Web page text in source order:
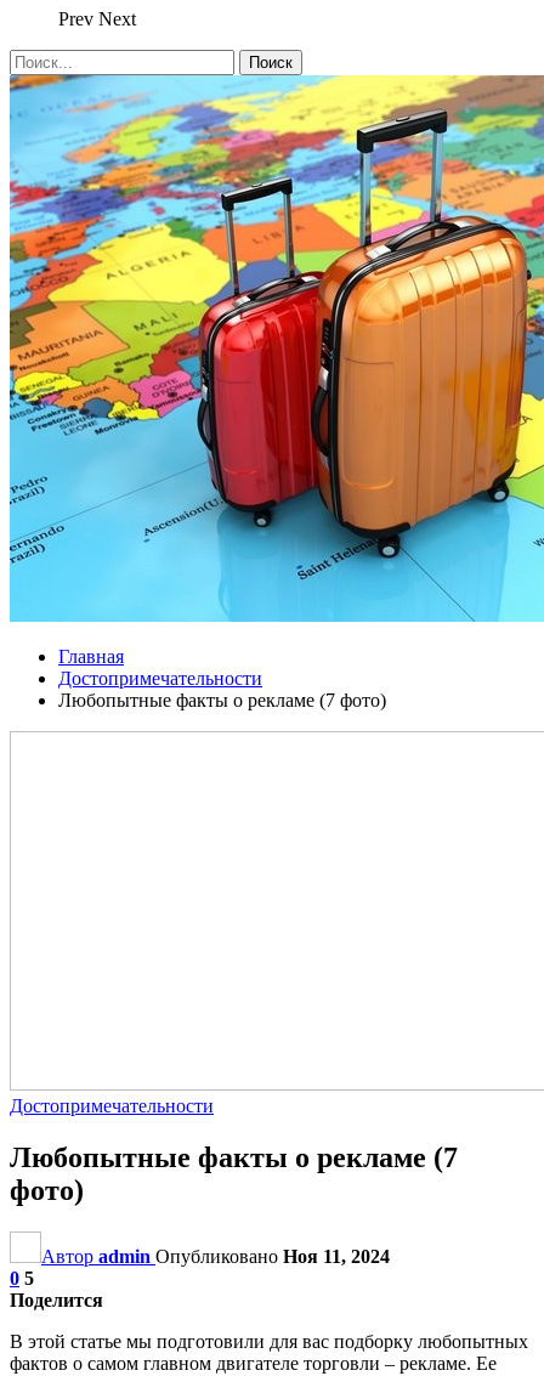
Prev Next
Главная
Достопримечательности
Любопытные факты о рекламе (7 фото)
Достопримечательности
Любопытные факты о рекламе (7
фото)
Автор admin Опубликовано Ноя 11, 2024
0 5
Поделится
В этой статье мы подготовили для вас подборку любопытных
фактов о самом главном двигателе торговли – рекламе. Ее